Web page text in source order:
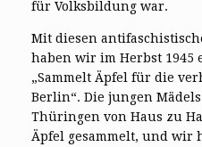
für Volksbildung war.
Mit diesen
haben wir im Herbst 1945
„Sammelt Äpfel für die
Berlin“. Die jungen
Thüringen von Haus zu
Äpfel gesammelt, und wir